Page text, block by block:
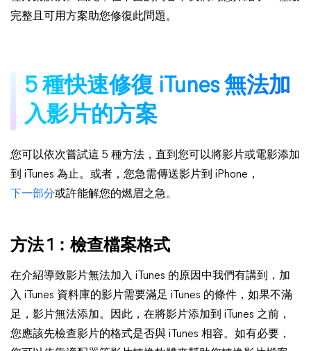
完整且可用方案助您修復此問題。
5 種快速修復 iTunes 無法加
入影片的方案
您可以依次嘗試這 5 種方法，直到您可以將影片或電影添加
到 iTunes 為止。或者，您急需傳送影片到 iPhone，
下一部分或許能解您的燃眉之急。
方法 1：檢查檔案格式
在介紹導致影片無法加入 iTunes 的原因中我們有講到，加
入 iTunes 資料庫的影片需要滿足 iTunes 的條件，如果不滿
足，影片無法添加。因此，在將影片添加到 iTunes 之前，
您應該先檢查影片的格式是否與 iTunes 相容。如有必要，